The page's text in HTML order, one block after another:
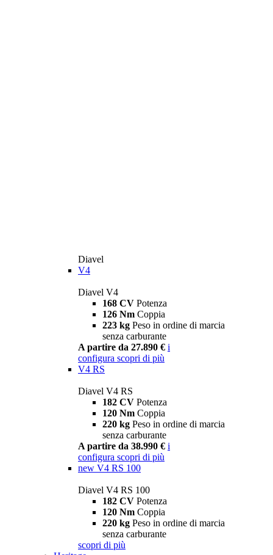
Diavel
V4
Diavel V4
168 CV Potenza
126 Nm Coppia
223 kg Peso in ordine di marcia
senza carburante
A partire da 27.890 € i
configura scopri di più
V4 RS
Diavel V4 RS
182 CV Potenza
120 Nm Coppia
220 kg Peso in ordine di marcia
senza carburante
A partire da 38.990 € i
configura scopri di più
new V4 RS 100
Diavel V4 RS 100
182 CV Potenza
120 Nm Coppia
220 kg Peso in ordine di marcia
senza carburante
scopri di più